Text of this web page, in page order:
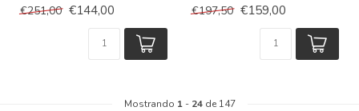
€251,00 €144,00 €197,50 €159,00
Mostrando 1- 24de 147